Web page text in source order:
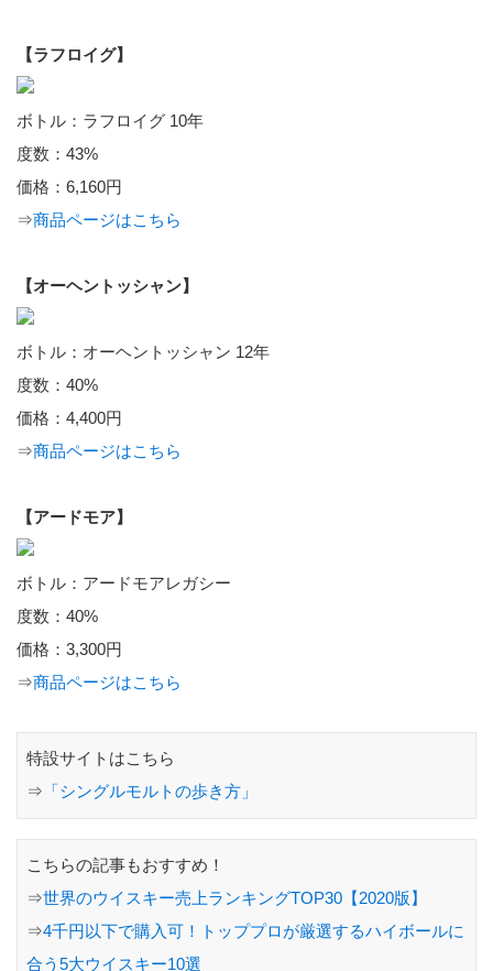
【ラフロイグ】
ボトル：ラフロイグ 10年
度数：43%
価格：6,160円
⇒商品ページはこちら
【オーヘントッシャン】
ボトル：オーヘントッシャン 12年
度数：40%
価格：4,400円
⇒商品ページはこちら
【アードモア】
ボトル：アードモアレガシー
度数：40%
価格：3,300円
⇒商品ページはこちら
特設サイトはこちら
⇒ 「シングルモルトの歩き方」
こちらの記事もおすすめ！
⇒世界のウイスキー売上ランキングTOP30【2020版】
⇒4千円以下で購入可！トッププロが厳選するハイボールに
合う5大ウイスキー10選